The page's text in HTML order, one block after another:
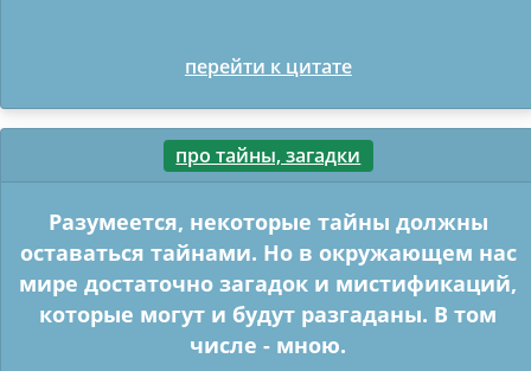
перейти к цитате
про тайны, загадки
Разумеется, некоторые тайны должны
оставаться тайнами. Но в окружающем нас
мире достаточно загадок и мистификаций,
которые могут и будут разгаданы. В том
числе - мною.